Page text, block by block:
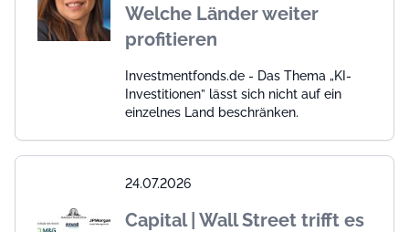
Welche Länder weiter
profitieren
Investmentfonds.de - Das Thema „KI-
Investitionen” lässt sich nicht auf ein
einzelnes Land beschränken.
24.07.2026
Capital | Wall Street trifft es